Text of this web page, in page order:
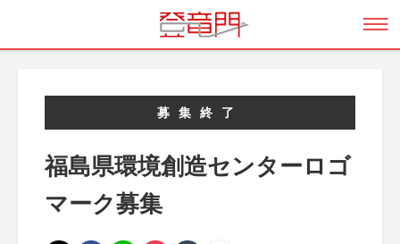
募集終了
福島県環境創造センターロゴ
マーク募集